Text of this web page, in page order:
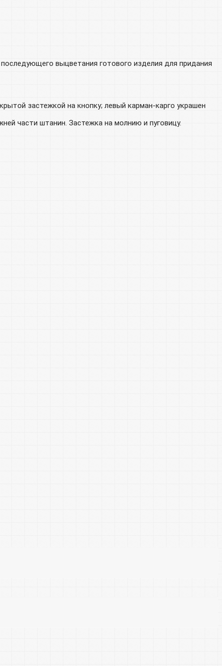
выцветания готового изделия для придания
застежкой на кнопку; левый карман-карго украшен
части штанин. Застежка на молнию и пуговицу.